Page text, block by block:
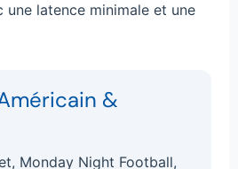
latence minimale et une
&
Monday Night Football,